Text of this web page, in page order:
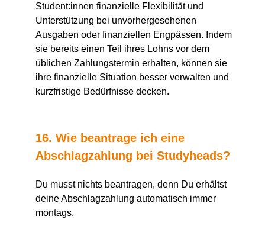
Student:innen finanzielle Flexibilität und
Unterstützung bei unvorhergesehenen
Ausgaben oder finanziellen Engpässen. Indem
sie bereits einen Teil ihres Lohns vor dem
üblichen Zahlungstermin erhalten, können sie
ihre finanzielle Situation besser verwalten und
kurzfristige Bedürfnisse decken.
16. Wie beantrage ich eine
Abschlagzahlung bei Studyheads?
Du musst nichts beantragen, denn Du erhältst
deine Abschlagzahlung automatisch immer
montags.